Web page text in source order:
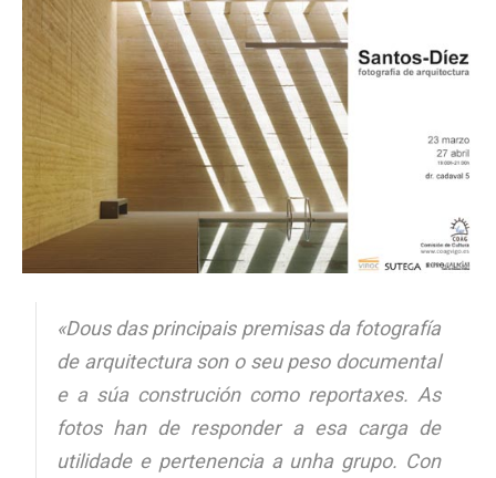
«Dous das principais premisas da fotografía
de arquitectura son o seu peso documental
e a súa construción como reportaxes. As
fotos han de responder a esa carga de
utilidade e pertenencia a unha grupo. Con